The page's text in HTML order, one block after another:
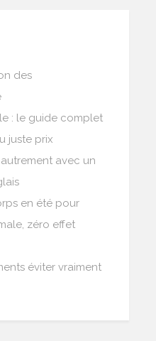
des
: le guide complet
juste prix
avec un
en été pour
zéro effet
éviter vraiment